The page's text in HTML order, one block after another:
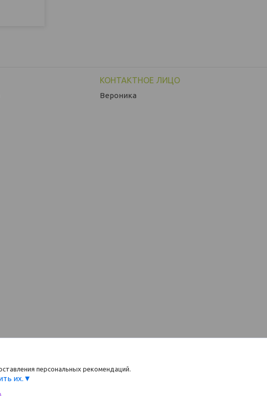
Вероника
персональных рекомендаций.
их.